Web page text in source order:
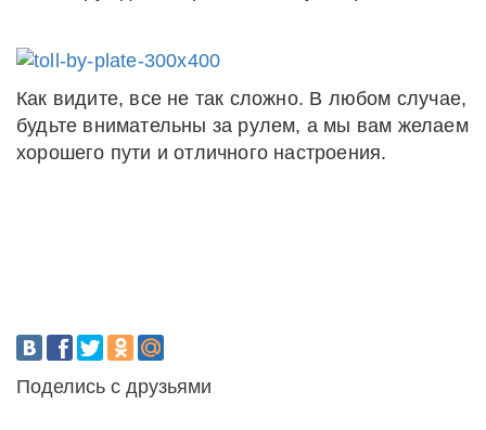
Как видите, все не так сложно. В любом случае,
будьте внимательны за рулем, а мы вам желаем
хорошего пути и отличного настроения.
Поделись с друзьями